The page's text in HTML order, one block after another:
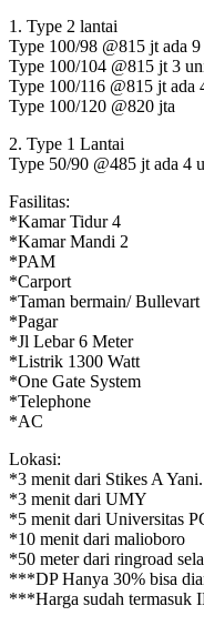
1. Type 2 lantai
Type 100/98 @815 jt ada
Type 100/104 @815 jt 3
Type 100/116 @815 jt ada
Type 100/120 @820 jta
2. Type 1 Lantai
Type 50/90 @485 jt ada 4
Fasilitas:
*Kamar Tidur 4
*Kamar Mandi 2
*PAM
*Carport
*Taman bermain/ Bullevart
*Pagar
*Jl Lebar 6 Meter
*Listrik 1300 Watt
*One Gate System
*Telephone
*AC
Lokasi:
*3 menit dari Stikes A
*3 menit dari UMY
*5 menit dari Universitas
*10 menit dari malioboro
*50 meter dari ringroad
***DP Hanya 30% bisa
***Harga sudah